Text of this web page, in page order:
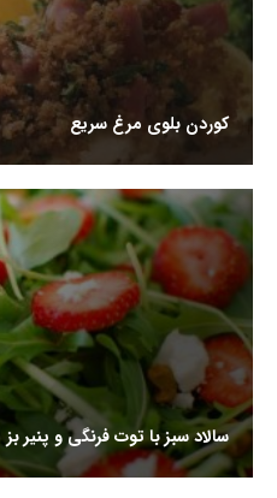
کوردن بلوی مرغ سریع
سالاد سبز با توت فرنگی و پنیر بز